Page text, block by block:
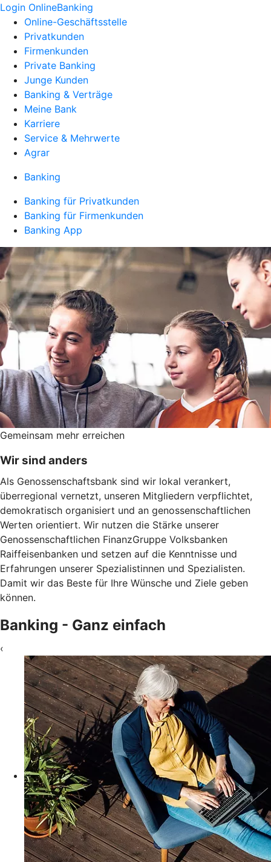
Login OnlineBanking
Online-Geschäftsstelle
Privatkunden
Firmenkunden
Private Banking
Junge Kunden
Banking & Verträge
Meine Bank
Karriere
Service & Mehrwerte
Agrar
Banking
Banking für Privatkunden
Banking für Firmenkunden
Banking App
Gemeinsam mehr erreichen
Wir sind anders
Als Genossenschaftsbank sind wir lokal verankert,
überregional vernetzt, unseren Mitgliedern verpflichtet,
demokratisch organisiert und an genossenschaftlichen
Werten orientiert. Wir nutzen die Stärke unserer
Genossenschaftlichen FinanzGruppe Volksbanken
Raiffeisenbanken und setzen auf die Kenntnisse und
Erfahrungen unserer Spezialistinnen und Spezialisten.
Damit wir das Beste für Ihre Wünsche und Ziele geben
können.
Banking - Ganz einfach
‹